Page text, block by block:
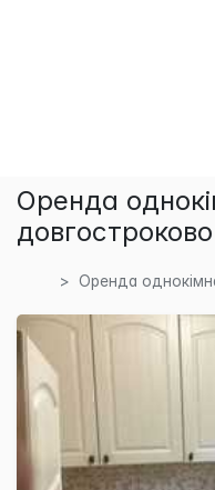
Оренда
довгостроково
Оренда